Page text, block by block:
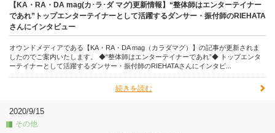
【KA・RA・DA mag(カ･ラ･ダ マグ)更新情報】“整体師はエンターテイナー
であれ”トップエンターテイナーとして活躍するダンサー・振付師のRIEHATA
さんにインタビュー
オウンドメディアである【KA・RA・DA mag（カラダマグ）】の記事が更新されま
したのでご案内いたします。 ◆“整体師はエンターテイナーであれ”◆ トップエンタ
ーテイナーとして活躍するダンサー・振付師のRIEHATAさんにインタビ...
続きを読む
2020/9/15
その他